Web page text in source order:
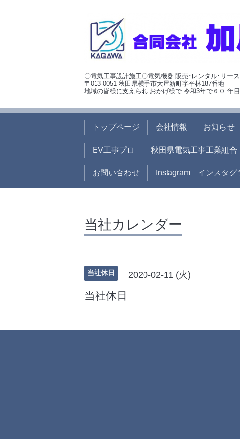
〇電気工事設計施工〇電気機器 販売･レンタル･リー
〒013-0051 秋田県横手市大屋新町字平林187番地
地域の皆様に支えられ おかげ様で 令和3年で６０ 年
トップページ 会社情報 お知らせ
EV工事プロ 秋田県電気工事工業組合
お問い合わせ Instagram インスタグ
当社カレンダー
当社休日 2020-02-11 (火)
当社休日